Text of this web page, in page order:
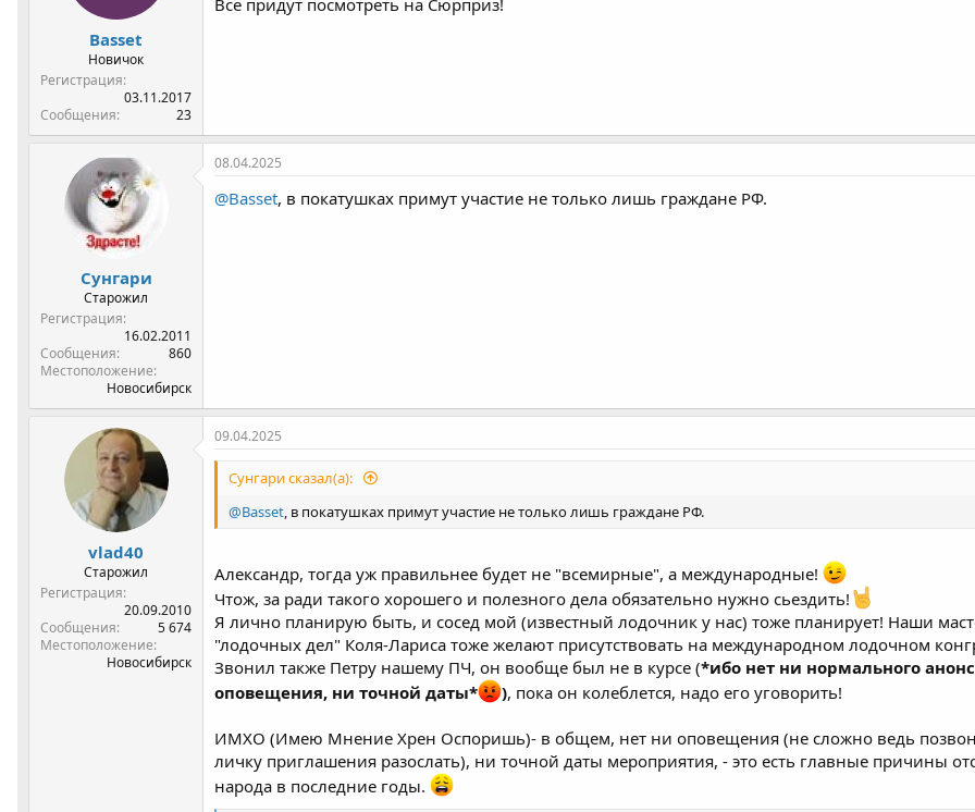
Basset
Новичок
Регистрация
03.11.2017
Сообщения
23
Все придут посмотреть на Сюрприз!
Сунгари
Старожил
Регистрация
16.02.2011
Сообщения
860
Местоположение
Новосибирск
08.04.2025
@Basset, в покатушках примут участие не только лишь граждане РФ.
vlad40
Старожил
Регистрация
20.09.2010
Сообщения
5 674
Местоположение
Новосибирск
09.04.2025
Сунгари сказал(а):
@Basset, в покатушках примут участие не только лишь граждане РФ.
Александр, тогда уж правильнее будет не "всемирные", а международные!
Чтож, за ради такого хорошего и полезного дела обязательно нужно сьездить!
Я лично планирую быть, и сосед мой (известный лодочник у нас) тоже планирует! Наши
"лодочных дел" Коля-Лариса тоже желают присутствовать на международном лодочном
Звонил также Петру нашему ПЧ, он вообще был не в курсе (*ибо нет ни нормального
оповещения, ни точной даты*
), пока он колеблется, надо его уговорить!
ИМХО (Имею Мнение Хрен Оспоришь)- в общем, нет ни оповещения (не сложно ведь
личку приглашения разослать), ни точной даты мероприятия, - это есть главные причины
народа в последние годы.